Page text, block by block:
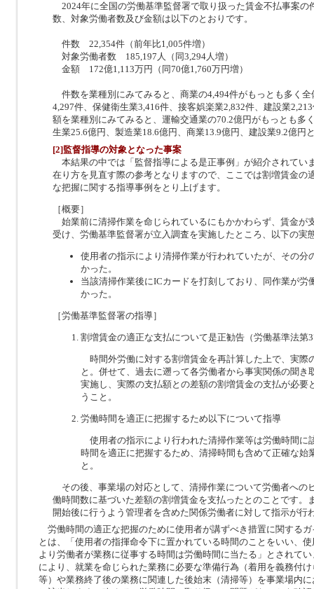
2024年に全国の労働基準監督署で取り扱った賃金不払事案の
数、対象労働者数及び金額は以下のとおりです。
件数 22,354件（前年比1,005件増）
対象労働者数 185,197人（同3,294人増）
金額 172億1,113万円（同70億1,760万円増）
件数を業種別にみてみると、商業の4,494件がもっとも多く
4,297件、保健衛生業3,416件、接客娯楽業2,832件、建設業
額を業種別にみてみると、運輸交通業の70.2億円がもっとも多
生業25.6億円、製造業18.6億円、商業13.9億円、建設業9.2億円
[2]監督指導の対象となった事案
本結果の中では「監督指導による是正事例」が紹介されてい
在り方を見直す際の参考となりますので、ここでは割増賃金の
な把握に関する指導事例をとり上げます。
［概要］
始業前に清掃作業を命じられているにもかかわらず、賃金が
受け、労働基準監督署が立入調査を実施したところ、以下の実
使用者の指示により清掃作業が行われていたが、その分
かった。
当該清掃作業後にICカードを打刻しており、同作業が労
かった。
［労働基準監督署の指導］
割増賃金の適正な支払について是正勧告（労働基準法第
時間外労働に対する割増賃金を再計算した上で、実際
と。併せて、過去に遡って各労働者から事実関係の聞き
実施し、実際の支払額との差額の割増賃金の支払が必要
うこと。
労働時間を適正に把握するため以下について指導
使用者の指示により行われた清掃作業等は労働時間に
時間を適正に把握するため、清掃時間も含めて正確な始
と。
その後、事業場の対応として、清掃作業について労働者への
働時間数に基づいた差額の割増賃金を支払ったとのことです。
開始後に行うよう管理者を含めた関係労働者に対して指示が行
労働時間の適正な把握のために使用者が講ずべき措置に関する
とは、「使用者の指揮命令下に置かれている時間のことをいい、
より労働者が業務に従事する時間は労働時間に当たる」とされて
により、就業を命じられた業務に必要な準備行為（着用を義務付
等）や業務終了後の業務に関連した後始末（清掃等）を事業場内